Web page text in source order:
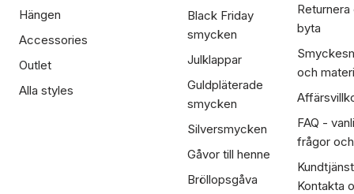
Hängen
Accessories
Outlet
Alla styles
Black Friday
smycken
Julklappar
Guldpläterade
smycken
Silversmycken
Gåvor till henne
Bröllopsgåva
Returnera
byta
och
FAQ -
frågor
Kontakta